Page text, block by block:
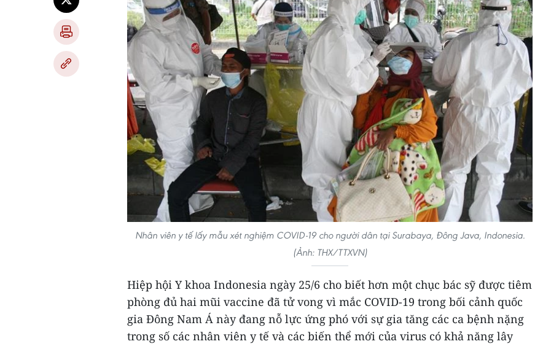
Nhân viên y tế lấy mẫu xét nghiệm COVID-19 cho người dân tại Surabaya, Đông Java, Indonesia.
(Ảnh: THX/TTXVN)
Hiệp hội Y khoa Indonesia ngày 25/6 cho biết hơn một chục bác sỹ được tiêm
phòng đủ hai mũi vaccine đã tử vong vì mắc COVID-19 trong bối cảnh quốc
gia Đông Nam Á này đang nỗ lực ứng phó với sự gia tăng các ca bệnh nặng
trong số các nhân viên y tế và các biến thể mới của virus có khả năng lây